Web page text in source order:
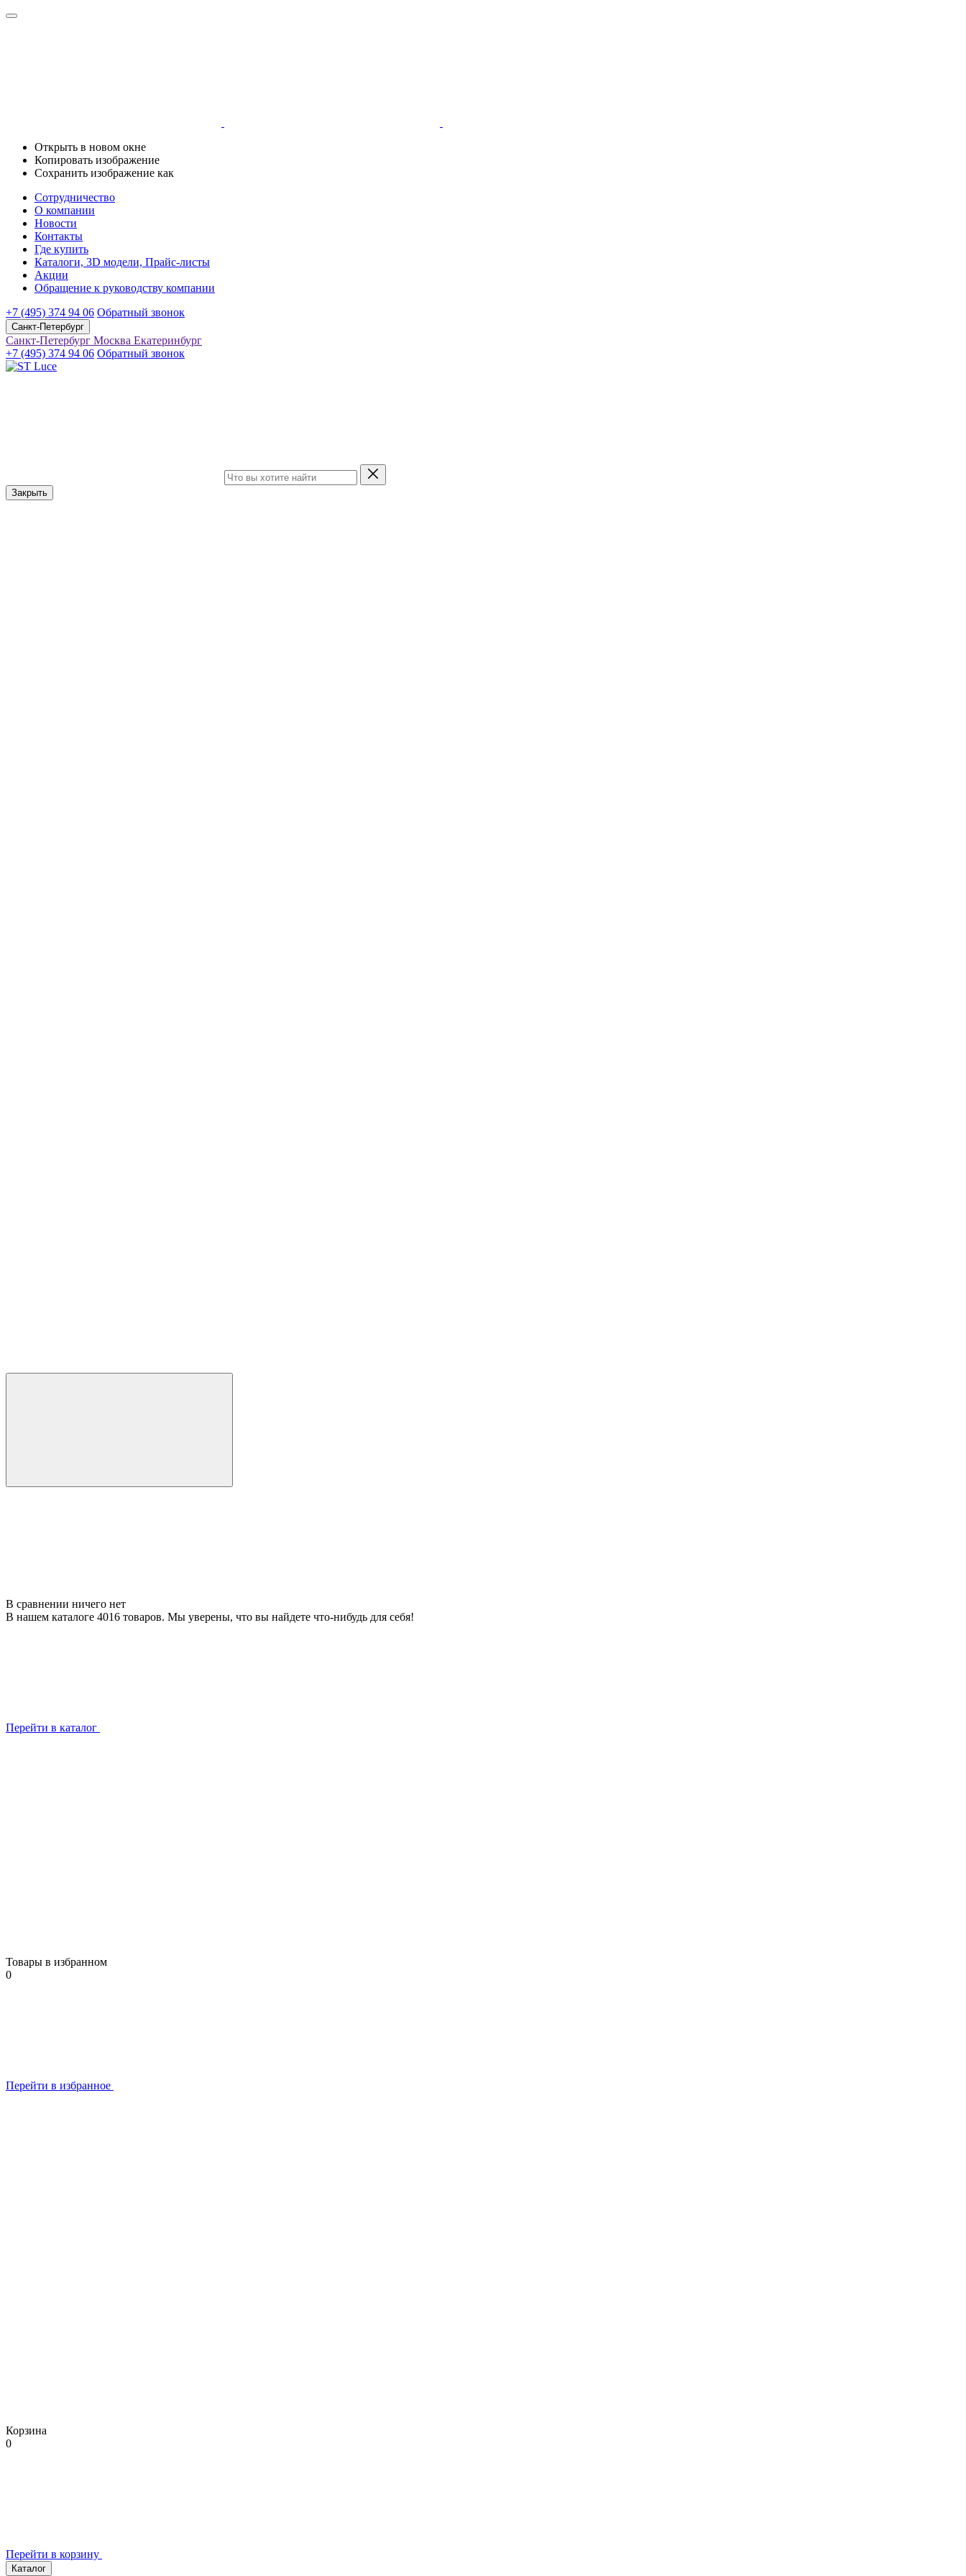
Открыть в новом окне
Копировать изображение
Сохранить изображение как
Сотрудничество
О компании
Новости
Контакты
Где купить
Каталоги, 3D модели, Прайс-листы
Акции
Обращение к руководству компании
+7 (495) 374 94 06 Обратный звонок
Санкт-Петербург
Санкт-Петербург Москва Екатеринбург
+7 (495) 374 94 06 Обратный звонок
Закрыть
В сравнении ничего нет
В нашем каталоге 4016 товаров. Мы уверены, что вы найдете что-нибудь для себя!
Перейти в каталог
Товары в избранном
0
Перейти в избранное
Корзина
0
Перейти в корзину
Каталог